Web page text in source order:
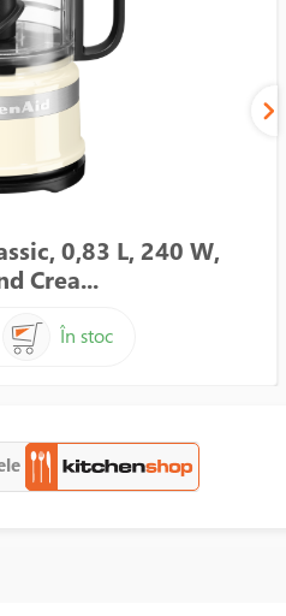
0,83 L, 240 W,
Crea...
În stoc